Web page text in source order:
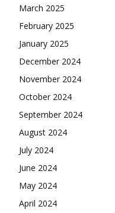
March 2025
February 2025
January 2025
December 2024
November 2024
October 2024
September 2024
August 2024
July 2024
June 2024
May 2024
April 2024